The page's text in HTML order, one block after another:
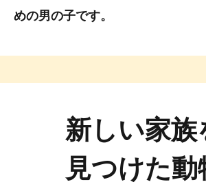
めの男の子です。
新しい家族
見つけた動